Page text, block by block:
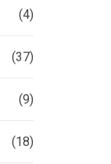
(4)
(37)
(9)
(18)